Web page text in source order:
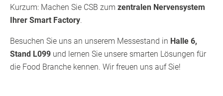
Kurzum: Machen Sie CSB zum zentralen Nervensystem
Ihrer Smart Factory.
Besuchen Sie uns an unserem Messestand in Halle 6,
Stand L099 und lernen Sie unsere smarten Lösungen für
die Food Branche kennen. Wir freuen uns auf Sie!